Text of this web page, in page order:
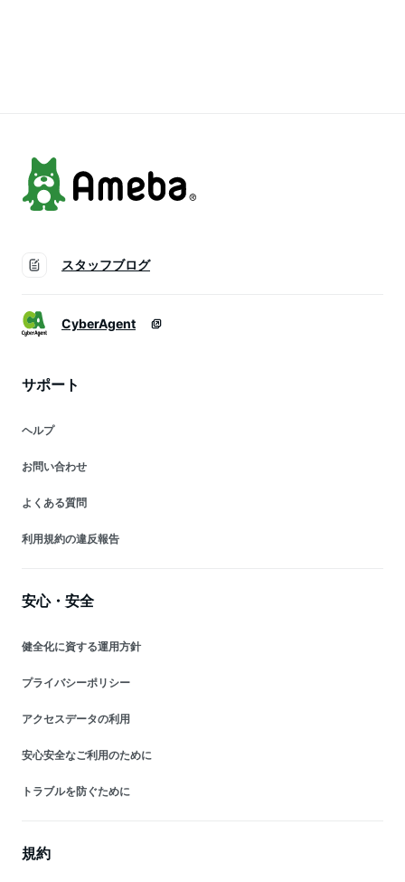
スタッフブログ
CyberAgent
サポート
ヘルプ
お問い合わせ
よくある質問
利用規約の違反報告
安心・安全
健全化に資する運用方針
プライバシーポリシー
アクセスデータの利用
安心安全なご利用のために
トラブルを防ぐために
規約